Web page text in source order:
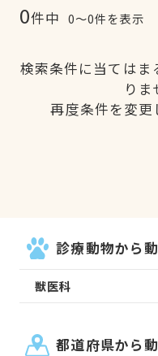
0件中 0〜0件を表示
検索条件に当てはま
りま
再度条件を変更
診療動物から
獣医科
都道府県から